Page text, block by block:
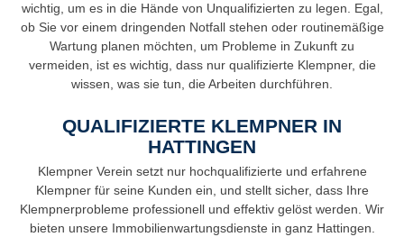
wichtig, um es in die Hände von Unqualifizierten zu legen. Egal,
ob Sie vor einem dringenden Notfall stehen oder routinemäßige
Wartung planen möchten, um Probleme in Zukunft zu
vermeiden, ist es wichtig, dass nur qualifizierte Klempner, die
wissen, was sie tun, die Arbeiten durchführen.
QUALIFIZIERTE KLEMPNER IN
HATTINGEN
Klempner Verein setzt nur hochqualifizierte und erfahrene
Klempner für seine Kunden ein, und stellt sicher, dass Ihre
Klempnerprobleme professionell und effektiv gelöst werden. Wir
bieten unsere Immobilienwartungsdienste in ganz Hattingen.